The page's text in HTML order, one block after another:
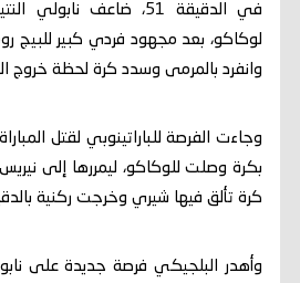
في الدقيقة 51، ضاعف
لوكاكو، بعد مجهود فردي كبير للبيج
وانفرد بالمرمى وسدد كرة لحظة خروج
وجاءت الفرصة للباراتينوبي لقتل
بكرة وصلت للوكاكو، ليمررها إلى
كرة تألق فيها شيري وخرجت ركنية
وأهدر البلجيكي فرصة جديدة على